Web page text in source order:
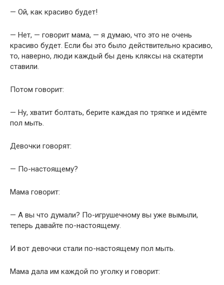
— Ой, как красиво будет!
— Нет, — говорит мама, — я думаю, что это не очень
красиво будет. Если бы это было действительно красиво,
то, наверно, люди каждый бы день кляксы на скатерти
ставили.
Потом говорит:
— Ну, хватит болтать, берите каждая по тряпке и идёмте
пол мыть.
Девочки говорят:
— По-настоящему?
Мама говорит:
— А вы что думали? По-игрушечному вы уже вымыли,
теперь давайте по-настоящему.
И вот девочки стали по-настоящему пол мыть.
Мама дала им каждой по уголку и говорит: